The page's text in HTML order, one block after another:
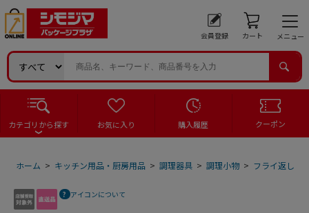
会員登録 カート メニュー
カテゴリから探す お気に入り 購入履歴 クーポン
ホーム > キッチン用品・厨房用品 > 調理器具 > 調理小物 > フライ返し
アイコンについて